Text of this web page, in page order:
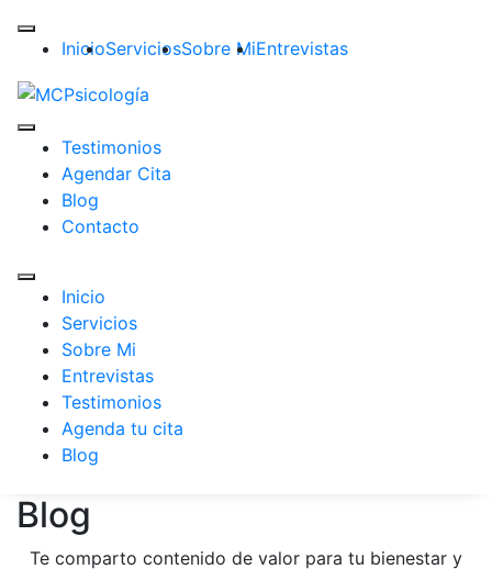
InicioServiciosSobre MiEntrevistas
Testimonios
Agendar Cita
Blog
Contacto
Inicio
Servicios
Sobre Mi
Entrevistas
Testimonios
Agenda tu cita
Blog
Blog
Te comparto contenido de valor para tu bienestar y